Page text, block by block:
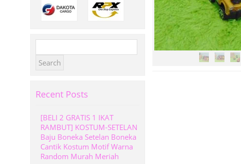
for:
Recent Posts
[BELI 2 GRATIS 1 IKAT
RAMBUT] KOSTUM-SETELAN
Baju Boneka Setelan Boneka
Cantik Kostum Motif Warna
Random Murah Meriah